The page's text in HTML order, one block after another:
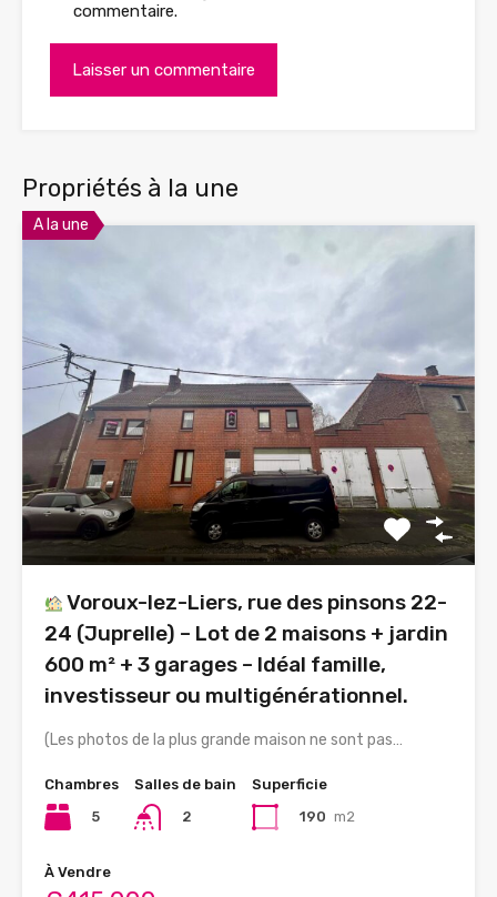
commentaire.
Propriétés à la une
A la une
Voroux-lez-Liers, rue des pinsons 22-
24 (Juprelle) – Lot de 2 maisons + jardin
600 m² + 3 garages – Idéal famille,
investisseur ou multigénérationnel.
(Les photos de la plus grande maison ne sont pas…
Chambres
5
Salles de bain
2
Superficie
190 m2
À Vendre